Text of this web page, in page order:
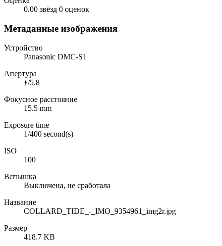
0.00 звёзд 0 оценок
Метаданные изображения
Устройство
Panasonic DMC-S1
Апертура
ƒ/5.8
Фокусное расстояние
15.5 mm
Exposure time
1/400 second(s)
ISO
100
Вспышка
Выключена, не сработала
Название
COLLARD_TIDE_-_IMO_9354961_img2r.jpg
Размер
418.7 KB